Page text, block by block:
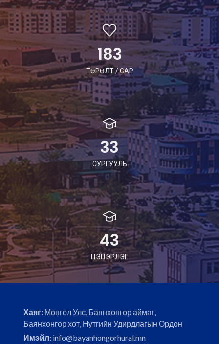
183
ТӨРӨЛТ / САР
33
СУРГУУЛЬ
43
ЦЭЦЭРЛЭГ
Хаяг: Монгол Улс, Баянхонгор аймаг,
Баянхонгор хот, Нутгийн Удирдлагын Ордон
Имэйл: info@bayanhongorhural.mn